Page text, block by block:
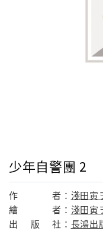
少年自警團 2
作 者： 淺田寅
繪
者： 淺田寅
出
版 社： 長鴻出